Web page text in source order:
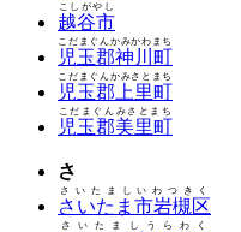
越谷市
こしがやし
児玉郡神川町
こだまぐんかみかわまち
児玉郡上里町
こだまぐんかみさとまち
児玉郡美里町
こだまぐんみさとまち
さ
さいたま市岩槻区
さいたましいわつきく
さいたましうらわく